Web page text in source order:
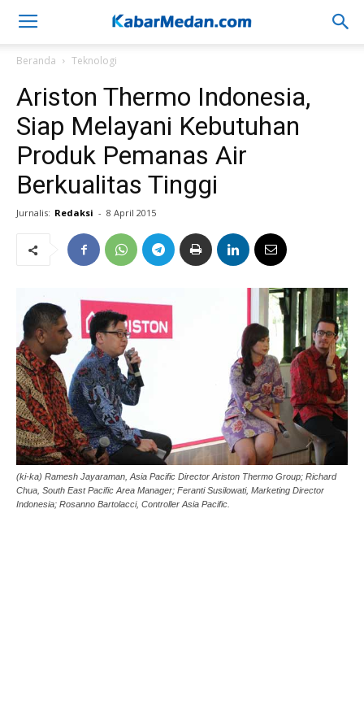
Beranda Teknologi
Ariston Thermo Indonesia,
Siap Melayani Kebutuhan
Produk Pemanas Air
Berkualitas Tinggi
Jurnalis: Redaksi - 8 April 2015
(ki-ka) Ramesh Jayaraman, Asia Pacific Director Ariston Thermo Group; Richard
Chua, South East Pacific Area Manager; Feranti Susilowati, Marketing Director
Indonesia; Rosanno Bartolacci, Controller Asia Pacific.